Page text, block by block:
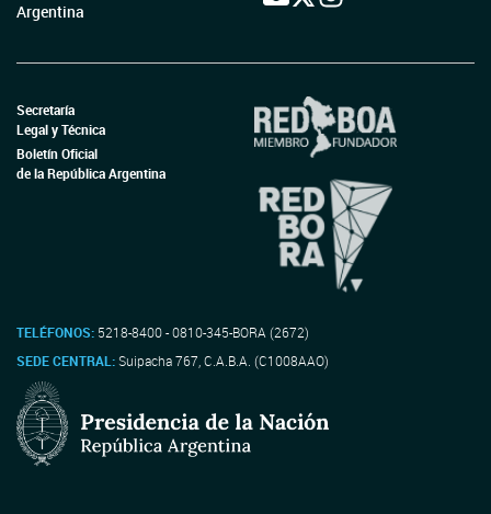
Argentina
Secretaría
Legal y Técnica
Boletín Oficial
de la República Argentina
TELÉFONOS: 5218-8400 - 0810-345-BORA (2672)
SEDE CENTRAL:Suipacha 767, C.A.B.A. (C1008AAO)